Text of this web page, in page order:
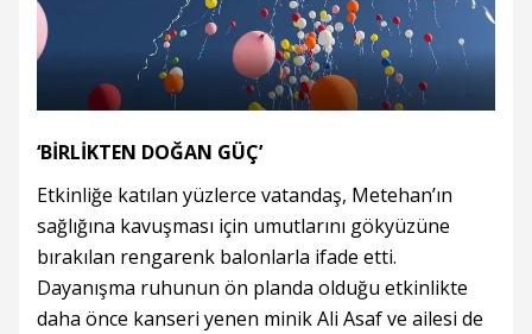
‘BİRLİKTEN DOĞAN GÜÇ’
Etkinliğe katılan yüzlerce vatandaş, Metehan’ın
sağlığına kavuşması için umutlarını gökyüzüne
bırakılan rengarenk balonlarla ifade etti.
Dayanışma ruhunun ön planda olduğu etkinlikte
daha önce kanseri yenen minik Ali Asaf ve ailesi de